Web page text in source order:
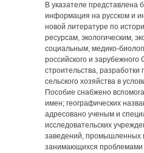
В указателе представлена
информация на русском и
новой литературе по
ресурсам, экологическим,
социальным, медико-
российского и
строительства,
сельского хозяйства в
Пособие снабжено
имен; географических
адресовано ученым и
исследовательских
заведений, промышленных
занимающихся проблемами